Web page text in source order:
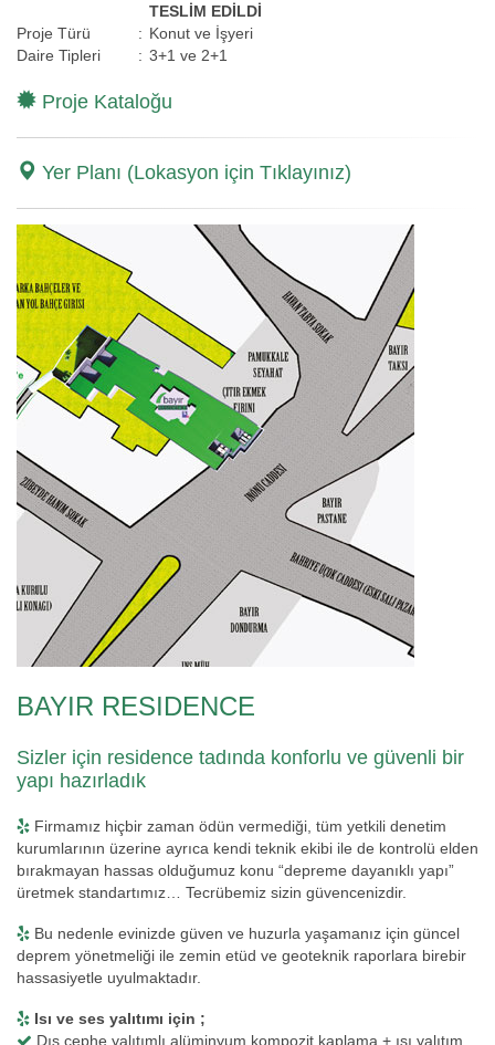
TESLİM EDİLDİ
Proje Türü
: Konut ve İşyeri
Daire Tipleri
: 3+1 ve 2+1
Proje Kataloğu
Yer Planı (Lokasyon için Tıklayınız)
BAYIR RESIDENCE
Sizler için residence tadında konforlu ve güvenli bir
yapı hazırladık
Firmamız hiçbir zaman ödün vermediği, tüm yetkili denetim
kurumlarının üzerine ayrıca kendi teknik ekibi ile de kontrolü elden
bırakmayan hassas olduğumuz konu “depreme dayanıklı yapı”
üretmek standartımız… Tecrübemiz sizin güvencenizdir.
Bu nedenle evinizde güven ve huzurla yaşamanız için güncel
deprem yönetmeliği ile zemin etüd ve geoteknik raporlara birebir
hassasiyetle uyulmaktadır.
Isı ve ses yalıtımı için ;
Dış cephe yalıtımlı alüminyum kompozit kaplama + ısı yalıtım